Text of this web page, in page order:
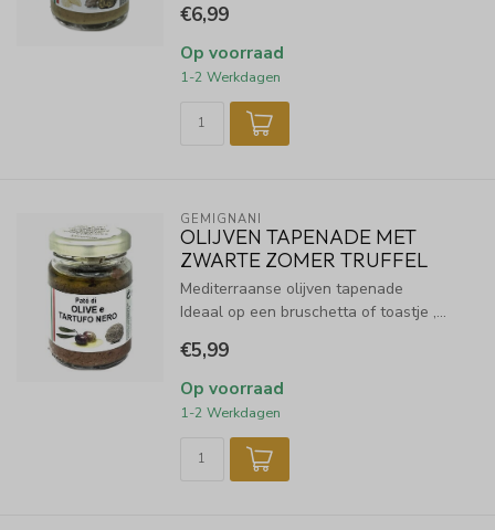
€6,99
Op voorraad
1-2 Werkdagen
GEMIGNANI
OLIJVEN TAPENADE MET
ZWARTE ZOMER TRUFFEL
Mediterraanse olijven tapenade
Ideaal op een bruschetta of toastje ,...
€5,99
Op voorraad
1-2 Werkdagen